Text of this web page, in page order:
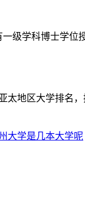
学科博士学位
区大学排名，
大学是几本大学呢